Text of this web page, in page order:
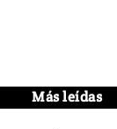
Más leídas